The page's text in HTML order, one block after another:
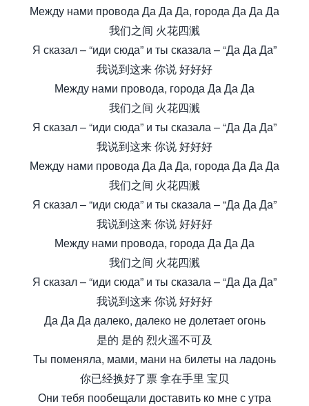
Между нами провода Да Да Да, города Да Да Да
我们之间 火花四溅
Я сказал – “иди сюда” и ты сказала – “Да Да Да”
我说到这来 你说 好好好
Между нами провода, города Да Да Да
我们之间 火花四溅
Я сказал – “иди сюда” и ты сказала – “Да Да Да”
我说到这来 你说 好好好
Между нами провода Да Да Да, города Да Да Да
我们之间 火花四溅
Я сказал – “иди сюда” и ты сказала – “Да Да Да”
我说到这来 你说 好好好
Между нами провода, города Да Да Да
我们之间 火花四溅
Я сказал – “иди сюда” и ты сказала – “Да Да Да”
我说到这来 你说 好好好
Да Да Да далеко, далеко не долетает огонь
是的 是的 烈火遥不可及
Ты поменяла, мами, мани на билеты на ладонь
你已经换好了票 拿在手里 宝贝
Они тебя пообещали доставить ко мне с утра